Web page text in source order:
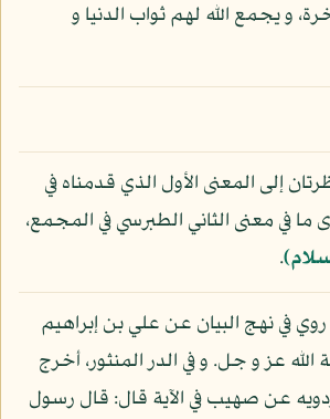
و يجمع الله لهم ثواب الدنيا و
إلى المعنى الأول الذي قدمناه في
ما في معنى الثاني الطبرسي في المجمع،
.
روي في نهج البيان عن علي بن إبراهيم
الله عز و جل. و في الدر المنثور، أخرج
عن صهيب في الآية قال: قال رسول